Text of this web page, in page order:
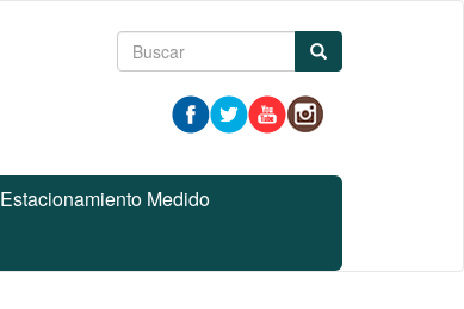
Formulario
búsqueda
Estacionamiento Medido